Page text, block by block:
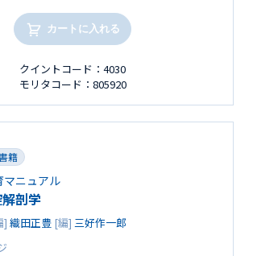
カートに入れる
クイントコード：4030
モリタコード：805920
籍
マニュアル
剖学
] 織田正豊 [編] 三好作一郎